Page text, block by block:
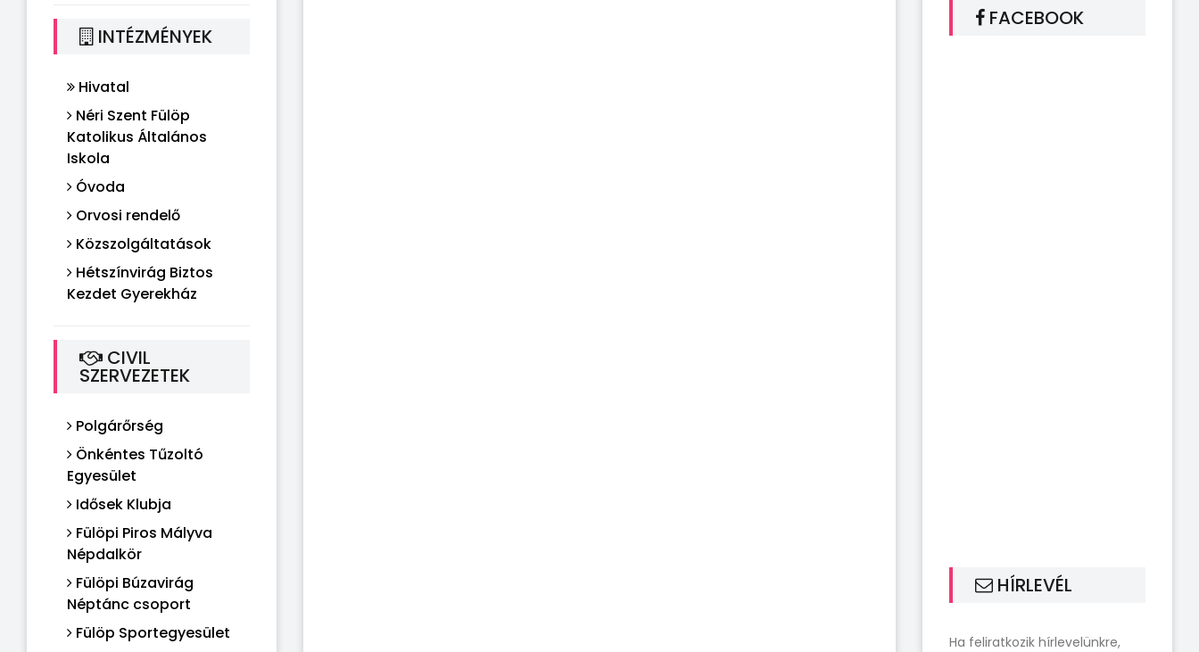
INTÉZMÉNYEK
Hivatal
Néri Szent Fülöp
Katolikus Általános
Iskola
Óvoda
Orvosi rendelő
Közszolgáltatások
Hétszínvirág Biztos
Kezdet Gyerekház
CIVIL
SZERVEZETEK
Polgárőrség
Önkéntes Tűzoltó
Egyesület
Idősek Klubja
Fülöpi Piros Mályva
Népdalkör
Fülöpi Búzavirág
Néptánc csoport
Fülöp Sportegyesület
FACEBOOK
HÍRLEVÉL
Ha feliratkozik hírlevelünkre,